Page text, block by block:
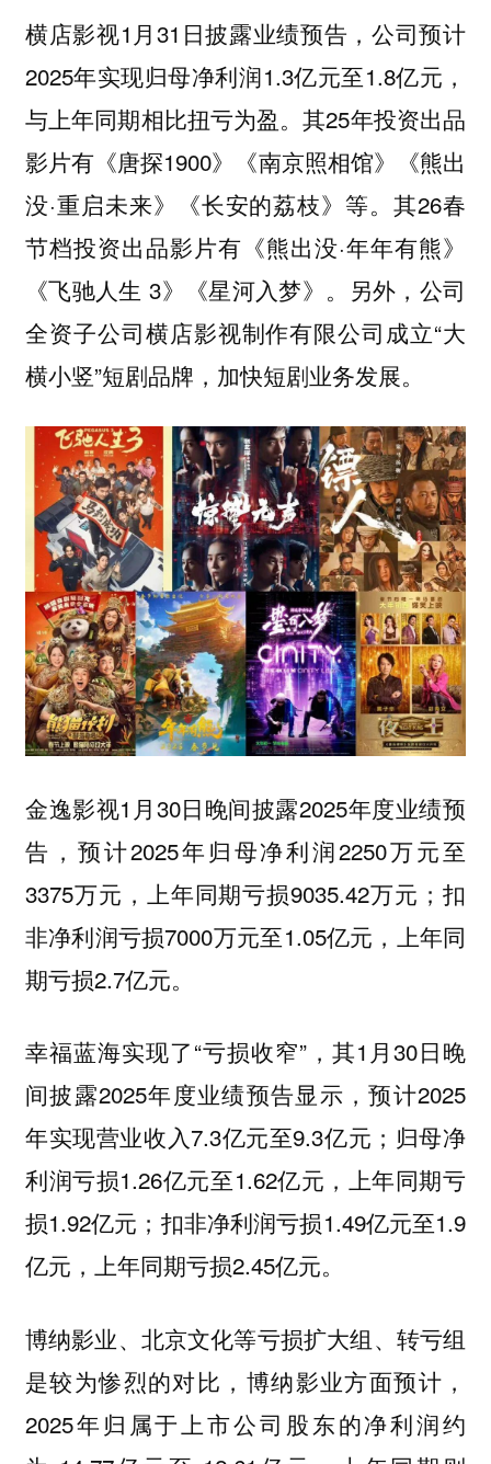
横店影视1月31日披露业绩预告，公司预计
2025年实现归母净利润1.3亿元至1.8亿元，
与上年同期相比扭亏为盈。其25年投资出品
影片有《唐探1900》《南京照相馆》《熊出
没·重启未来》《长安的荔枝》等。其26春
节档投资出品影片有《熊出没·年年有熊》
《飞驰人生 3》《星河入梦》。另外，公司
全资子公司横店影视制作有限公司成立“大
横小竖”短剧品牌，加快短剧业务发展。
金逸影视1月30日晚间披露2025年度业绩预
告，预计2025年归母净利润2250万元至
3375万元，上年同期亏损9035.42万元；扣
非净利润亏损7000万元至1.05亿元，上年同
期亏损2.7亿元。
幸福蓝海实现了“亏损收窄”，其1月30日晚
间披露2025年度业绩预告显示，预计2025
年实现营业收入7.3亿元至9.3亿元；归母净
利润亏损1.26亿元至1.62亿元，上年同期亏
损1.92亿元；扣非净利润亏损1.49亿元至1.9
亿元，上年同期亏损2.45亿元。
博纳影业、北京文化等亏损扩大组、转亏组
是较为惨烈的对比 ，博纳影业方面预计，
2025年归属于上市公司股东的净利润约